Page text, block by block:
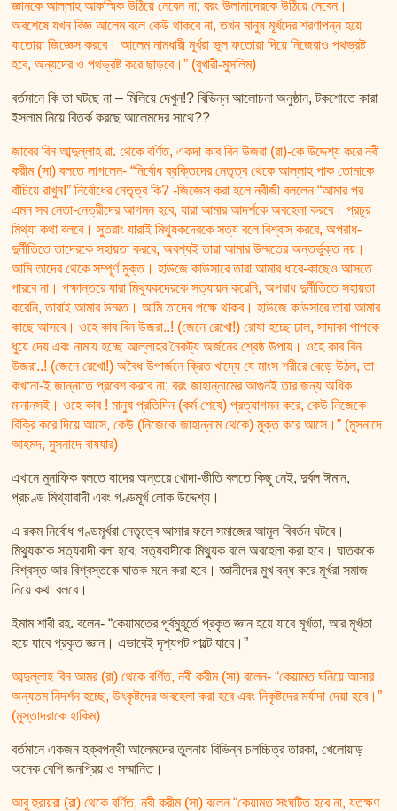
জ্ঞানকে আল্লাহ আকস্মিক উঠিয়ে নেবেন না; বরং উলামাদেরকে উঠিয়ে নেবেন।
অবশেষে যখন বিজ্ঞ আলেম বলে কেউ থাকবে না, তখন মানুষ মূর্খদের শরণাপন্ন হয়ে
ফতোয়া জিজ্ঞেস করবে। আলেম নামধারী মূর্খরা ভুল ফতোয়া দিয়ে নিজেরাও পথভ্রষ্ট
হবে, অন্যদের ও পথভ্রষ্ট করে ছাড়বে।” (বুখারী-মুসলিম)
বর্তমানে কি তা ঘটছে না – মিলিয়ে দেখুন!? বিভিন্ন আলোচনা অনুষ্ঠান, টকশোতে কারা
ইসলাম নিয়ে বিতর্ক করছে আলেমদের সাথে??
জাবের বিন আব্দুল্লাহ রা. থেকে বর্ণিত, একদা কাব বিন উজরা (রা)-কে উদ্দেশ্য করে নবী
করীম (সা) বলতে লাগলেন- “নির্বোধ ব্যক্তিদের নেতৃত্ব থেকে আল্লাহ পাক তোমাকে
বাঁচিয়ে রাখুন!” নির্বোধের নেতৃত্ব কি? -জিজ্ঞেস করা হলে নবীজী বললেন “আমার পর
এমন সব নেতা-নেত্রীদের আগমন হবে, যারা আমার আদর্শকে অবহেলা করবে। প্রচুর
মিথ্যা কথা বলবে। সুতরাং যারাই মিথ্যুকদেরকে সত্য বলে বিশ্বাস করবে, অপরাধ-
দুর্নীতিতে তাদেরকে সহায়তা করবে, অবশ্যই তারা আমার উম্মতের অন্তর্ভুক্ত নয়।
আমি তাদের থেকে সম্পূর্ণ মুক্ত। হাউজে কাউসারে তারা আমার ধারে-কাছেও আসতে
পারবে না। পক্ষান্তরে যারা মিথ্যুকদেরকে সত্যায়ন করেনি, অপরাধ দুর্নীতিতে সহায়তা
করেনি, তারাই আমার উম্মত। আমি তাদের পক্ষে থাকব। হাউজে কাউসারে তারা আমার
কাছে আসবে। ওহে কাব বিন উজরা..! (জেনে রেখো!) রোযা হচ্ছে ঢাল, সাদাকা পাপকে
ধুয়ে দেয় এবং নামায হচ্ছে আল্লাহর নৈকট্য অর্জনের শ্রেষ্ঠ উপায়। ওহে কাব বিন
উজরা..! (জেনে রেখো!) অবৈধ উপার্জনে ক্রিত খাদ্যে যে মাংস শরীরে বেড়ে উঠল, তা
কখনো-ই জান্নাতে প্রবেশ করবে না; বরং জাহান্নামের আগুনই তার জন্য অধিক
মানানসই। ওহে কাব ! মানুষ প্রতিদিন (কর্ম শেষে) প্রত্যাগমন করে, কেউ নিজেকে
বিক্রি করে দিয়ে আসে, কেউ (নিজেকে জাহান্নাম থেকে) মুক্ত করে আসে।” (মুসনাদে
আহমদ, মুসনাদে বাযযার)
এখানে মুনাফিক বলতে যাদের অন্তরে খোদা-ভীতি বলতে কিছু নেই, দুর্বল ঈমান,
প্রচণ্ড মিথ্যাবাদী এবং গণ্ডমূর্খ লোক উদ্দেশ্য।
এ রকম নির্বোধ গণ্ডমূর্খরা নেতৃত্বে আসার ফলে সমাজের আমূল বিবর্তন ঘটবে।
মিথ্যুককে সত্যবাদী বলা হবে, সত্যবাদীকে মিথ্যুক বলে অবহেলা করা হবে। ঘাতককে
বিশ্বস্ত আর বিশ্বস্তকে ঘাতক মনে করা হবে। জ্ঞানীদের মুখ বন্ধ করে মূর্খরা সমাজ
নিয়ে কথা বলবে।
ইমাম শাবী রহ. বলেন- “কেয়ামতের পূর্বমুহূর্তে প্রকৃত জ্ঞান হয়ে যাবে মূর্খতা, আর মূর্খতা
হয়ে যাবে প্রকৃত জ্ঞান। এভাবেই দৃশ্যপট পাল্টে যাবে।”
আব্দুল্লাহ বিন আমর (রা) থেকে বর্ণিত, নবী করীম (সা) বলেন- “কেয়ামত ঘনিয়ে আসার
অন্যতম নিদর্শন হচ্ছে, উৎকৃষ্টদের অবহেলা করা হবে এবং নিকৃষ্টদের মর্যাদা দেয়া হবে।”
(মুস্তাদরাকে হাকিম)
বর্তমানে একজন হক্বপন্থী আলেমদের তুলনায় বিভিন্ন চলচ্চিত্র তারকা, খেলোয়াড়
অনেক বেশি জনপ্রিয় ও সম্মানিত।
আবু হুরায়রা (রা) থেকে বর্ণিত, নবী করীম (সা) বলেন “কেয়ামত সংঘটিত হবে না, যতক্ষণ